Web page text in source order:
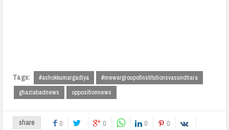
Tags: #ashokkumargadiya
#mewargroupofinstitutionsvasundhara
ghaziabadnews
oppositionnews
share 0 0 0 0